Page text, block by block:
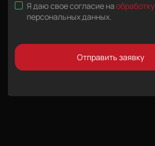
Я даю свое согласие наобработку
персональных данных.
Отправить заявку